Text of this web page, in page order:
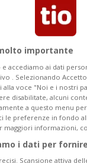
importante
accediamo ai dati
. Selezionando
voce "Noi e i nostri
disabilitate, alcuni
a questo menu
le preferenze in fondo
informazioni,
i dati per
Scansione attiva